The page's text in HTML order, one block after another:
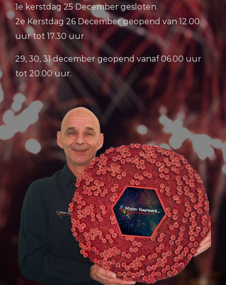
1e kerstdag 25 December gesloten.
2e Kerstdag 26 December geopend van 12.00
uur tot 17.30 uur.
29, 30, 31 december geopend vanaf 06.00 uur
tot 20.00 uur.